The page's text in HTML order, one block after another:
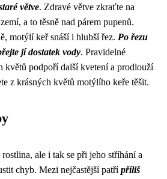
větve. Zdravé větve zkraťte na
a to těsně nad párem pupenů.
motýlí keř snáší i hlubší řez. Po řezu
jí dostatek vody. Pravidelné
květů podpoří další kvetení a prodlouží
z krásných květů motýlího keře těšit.
ale i tak se při jeho stříhání a
chyb. Mezi nejčastější patřípříliš